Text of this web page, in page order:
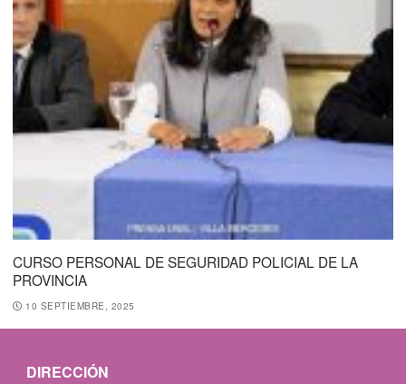
CURSO PERSONAL DE SEGURIDAD POLICIAL DE LA
PROVINCIA
10 SEPTIEMBRE, 2025
DIRECCIÓN